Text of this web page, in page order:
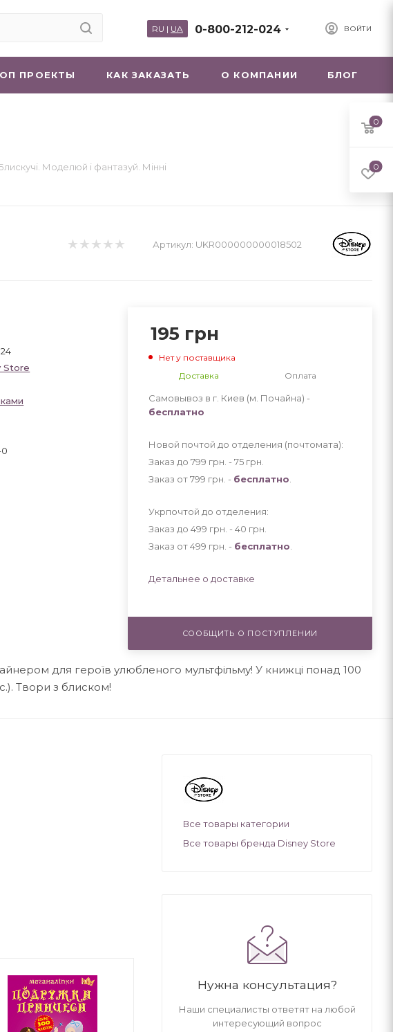
ВОЙТИ
0-800-212-024
RU | UA
ПРОЕКТЫ КАК ЗАКАЗАТЬ О КОМПАНИИ БЛОГ
Моделюй і фантазуй. Мінні
Артикул: UKR000000000018502
24
Store
195 грн
Нет у поставщика
Доставка
Оплата
Самовывоз в г. Киев (м. Почайна) -
бесплатно
Новой почтой до отделения (почтомата):
Заказ до 799 грн. - 75 грн
Заказ от 799 грн. - бесплатно
Укрпочтой до отделения:
Заказ до 499 грн. - 40 грн
Заказ от 499 грн. - бесплатно
Детальнее о доставке
СООБЩИТЬ О ПОСТУПЛЕНИИ
для героїв улюбленого мультфільму! У книжці понад 100
Твори з блиском!
Все товары категории
Все товары бренда Disney Store
Нужна консультация?
Наши специалисты ответят на любой
интересующий вопрос
0
0